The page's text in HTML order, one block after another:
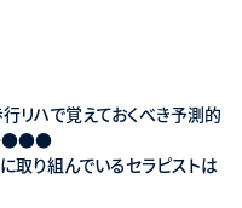
で覚えておくべき予測的
取り組んでいるセラピストは